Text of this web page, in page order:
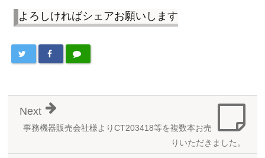
よろしければシェアお願いします
事務機器販売会社様よりCT203418等を複数本お売
りいただきました。
Next